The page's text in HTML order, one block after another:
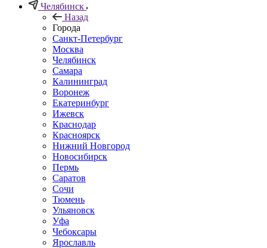
Челябинск
Назад
Города
Санкт-Петербург
Москва
Челябинск
Самара
Калининград
Воронеж
Екатеринбург
Ижевск
Краснодар
Красноярск
Нижний Новгород
Новосибирск
Пермь
Саратов
Сочи
Тюмень
Ульяновск
Уфа
Чебоксары
Ярославль